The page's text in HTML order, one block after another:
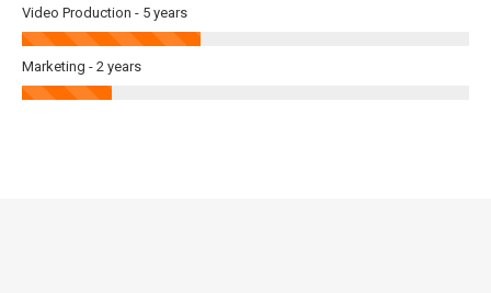
Video Production - 5 years
Marketing - 2 years